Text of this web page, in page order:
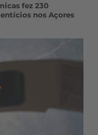
fez 230
nos Açores